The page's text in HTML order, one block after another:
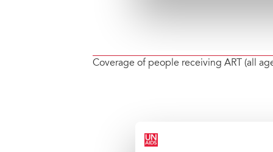
Coverage of people receiving ART (all